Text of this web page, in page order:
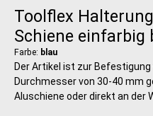
Durchschnittliche Bewertung
Toolflex
Schiene einfarbig
Farbe: blau
Der Artikel ist zur
Durchmesser von 30-40 mm
Aluschiene oder direkt an der